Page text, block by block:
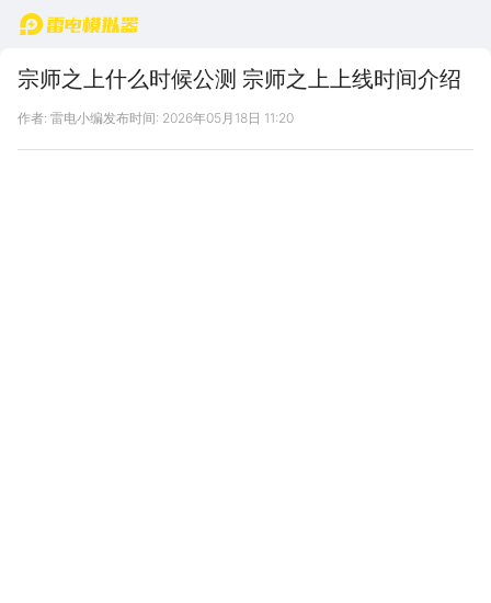
首页
宗师之上什么时候公测 宗师之上上线时间介绍
作者: 雷电小编发布时间: 2026年05月18日 11:20